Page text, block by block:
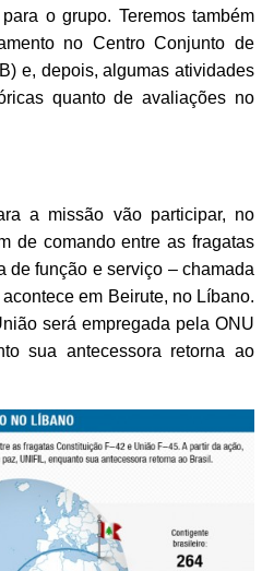
o grupo. Teremos também
no Centro Conjunto de
e, depois, algumas atividades
quanto de avaliações no
a missão vão participar, no
de comando entre as fragatas
de função e serviço – chamada
em Beirute, no Líbano.
será empregada pela ONU
sua antecessora retorna ao